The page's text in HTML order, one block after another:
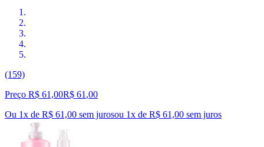
(159)
Preço R$ 61,00R$ 61,00
Ou 1x de R$ 61,00 sem jurosou 1x de R$ 61,00 sem juros